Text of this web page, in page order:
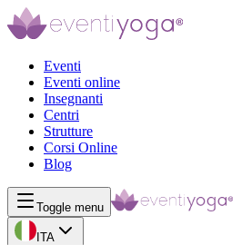
Eventi
Eventi online
Insegnanti
Centri
Strutture
Corsi Online
Blog
Toggle menu
ITA